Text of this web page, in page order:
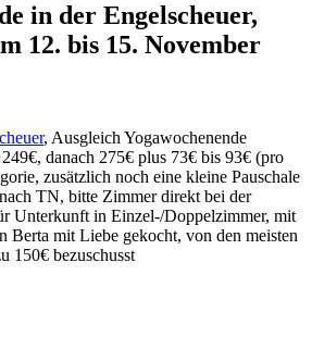
in der Engelscheuer,
12. bis 15. November
, Ausgleich Yogawochenende
danach 275€ plus 73€ bis 93€ (pro
zusätzlich noch eine kleine Pauschale
TN, bitte Zimmer direkt bei der
Unterkunft in Einzel-/Doppelzimmer, mit
Berta mit Liebe gekocht, von den meisten
150€ bezuschusst